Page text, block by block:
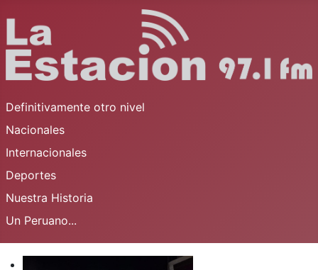
Definitivamente otro nivel
Nacionales
Internacionales
Deportes
Nuestra Historia
Un Peruano...